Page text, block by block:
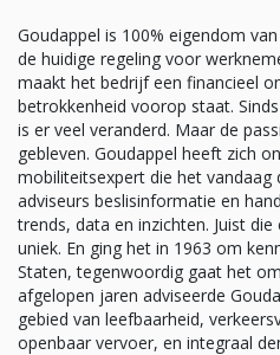
Goudappel is 100% eigendom
de huidige regeling voor
maakt het bedrijf een financieel
betrokkenheid voorop staat.
is er veel veranderd. Maar de
gebleven. Goudappel heeft zich
mobiliteitsexpert die het vandaag
adviseurs beslisinformatie en
trends, data en inzichten. Juist
uniek. En ging het in 1963 om
Staten, tegenwoordig gaat het
afgelopen jaren adviseerde
gebied van leefbaarheid,
openbaar vervoer, en integraal